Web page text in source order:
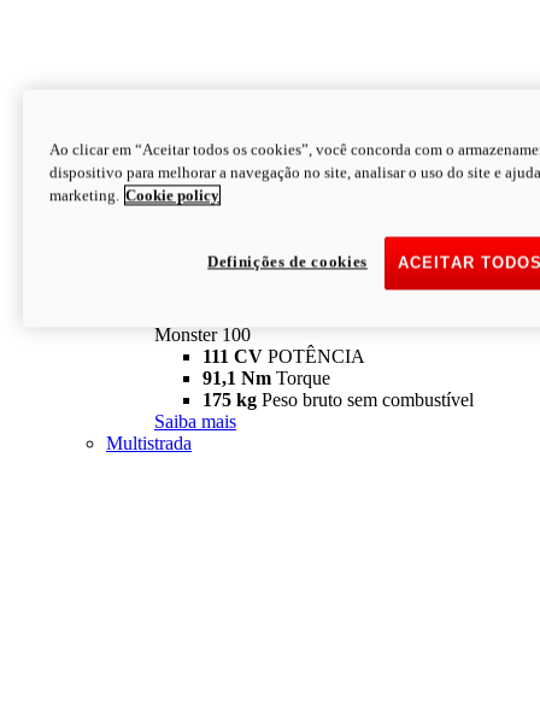
Monster
Monster 100
111 CV POTÊNCIA
91,1 Nm Torque
175 kg Peso bruto sem combustível
Saiba mais
Multistrada
Ao clicar em “Aceitar todos os cookies”, você concorda com o
dispositivo para melhorar a navegação no site, analisar o uso do site e
marketing. Cookie policy
ACEITAR
Definições de cookies